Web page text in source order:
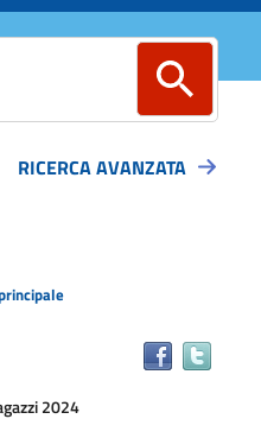
RICERCA AVANZATA
2024